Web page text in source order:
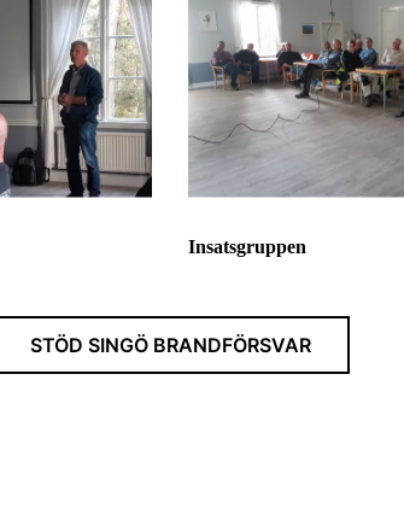
Insatsgruppen
STÖD SINGÖ BRANDFÖRSVAR